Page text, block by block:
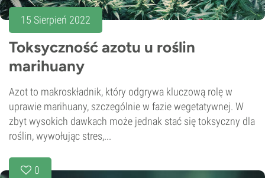
15 Sierpień 2022
Toksyczność azotu u roślin
marihuany
Azot to makroskładnik, który odgrywa kluczową rolę w
uprawie marihuany, szczególnie w fazie wegetatywnej. W
zbyt wysokich dawkach może jednak stać się toksyczny dla
roślin, wywołując stres,...
0